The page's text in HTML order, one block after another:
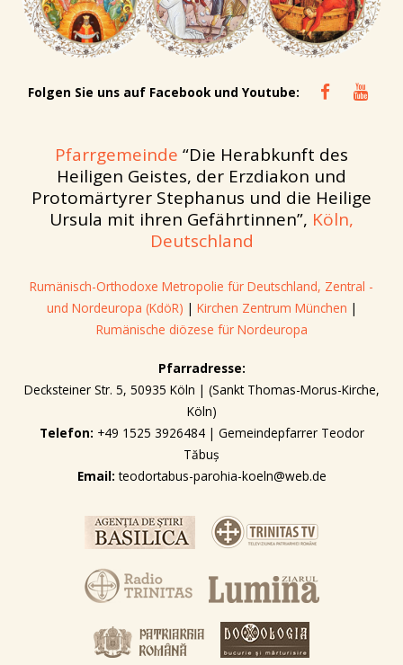
Folgen Sie uns auf Facebook und Youtube:
Pfarrgemeinde “Die Herabkunft des
Heiligen Geistes, der Erzdiakon und
Protomärtyrer Stephanus und die Heilige
Ursula mit ihren Gefährtinnen”, Köln,
Deutschland
Rumänisch-Orthodoxe Metropolie für Deutschland, Zentral -
und Nordeuropa (KdöR) | Kirchen Zentrum München |
Rumänische diözese für Nordeuropa
Pfarradresse:
Decksteiner Str. 5, 50935 Köln | (Sankt Thomas-Morus-Kirche,
Köln)
Telefon: +49 1525 3926484 | Gemeindepfarrer Teodor
Tăbuș
Email: teodortabus-parohia-koeln@web.de